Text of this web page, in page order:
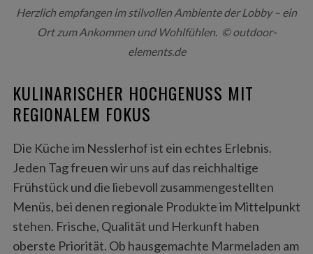
Herzlich empfangen im stilvollen Ambiente der Lobby – ein
Ort zum Ankommen und Wohlfühlen. © outdoor-
elements.de
KULINARISCHER HOCHGENUSS MIT
REGIONALEM FOKUS
Die Küche im Nesslerhof ist ein echtes Erlebnis.
Jeden Tag freuen wir uns auf das reichhaltige
Frühstück und die liebevoll zusammengestellten
Menüs, bei denen regionale Produkte im Mittelpunkt
stehen. Frische, Qualität und Herkunft haben
oberste Priorität. Ob hausgemachte Marmeladen am